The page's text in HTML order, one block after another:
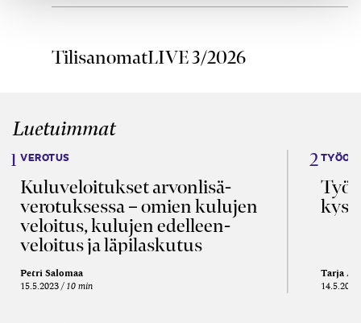
TilisanomatLIVE 3/2026
Luetuimmat
VEROTUS
Kulu­veloitukset arvon­lisä­
verotuksessa – omien kulujen
veloitus, kulujen edelleen­
veloitus ja läpi­laskutus
Petri Salomaa
15.5.2023 10 min
Tarja
14.5.2021